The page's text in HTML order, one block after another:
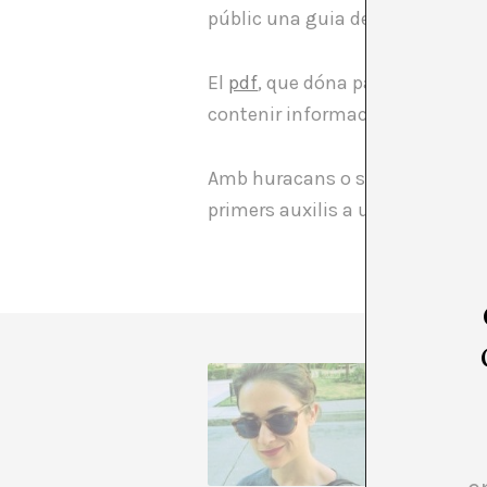
públic una guia de cures
El pdf, que dóna pautes per
contenir informació sobre
Amb huracans o sense, són
primers auxilis a una peça
Bienal